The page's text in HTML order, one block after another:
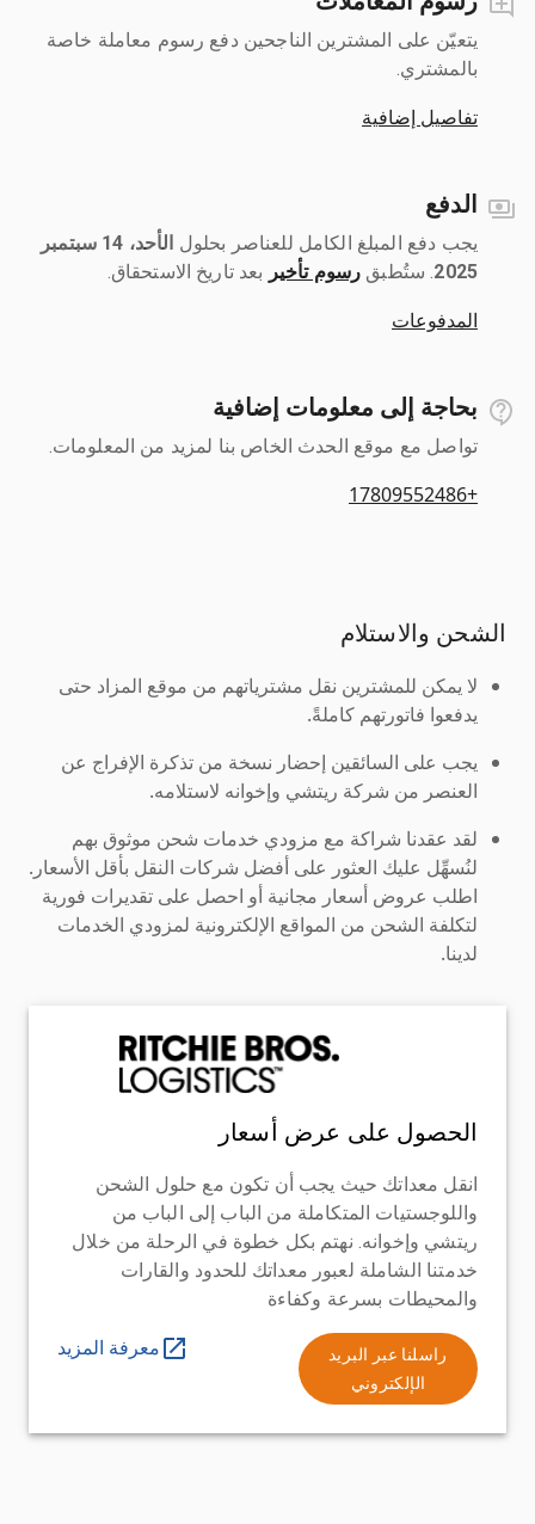
يتعيّن على المشترين الناجحين دفع رسوم معاملة خاصة
بالمشتري.
تفاصيل إضافية
الدفع
يجب دفع المبلغ الكامل للعناصر بحلول ‎
الأحد، 14 سبتمبر
2025
رسوم تأخير بعد تاريخ الاستحقاق.
المدفوعات
بحاجة إلى معلومات إضافية
تواصل مع موقع الحدث الخاص بنا لمزيد من المعلومات.
+17809552486
الشحن والاستلام
لا يمكن للمشترين نقل مشترياتهم من موقع المزاد حتى
يدفعوا فاتورتهم كاملةً.
يجب على السائقين إحضار نسخة من تذكرة الإفراج عن
العنصر من شركة ريتشي وإخوانه لاستلامه.
لقد عقدنا شراكة مع مزودي خدمات شحن موثوق بهم
لنُسهِّل عليك العثور على أفضل شركات النقل بأقل الأسعار.
اطلب عروض أسعار مجانية أو احصل على تقديرات فورية
لتكلفة الشحن من المواقع الإلكترونية لمزودي الخدمات
لدينا.
الحصول على عرض أسعار
انقل معداتك حيث يجب أن تكون مع حلول الشحن
واللوجستيات المتكاملة من الباب إلى الباب من
ريتشي وإخوانه. نهتم بكل خطوة في الرحلة من خلال
خدمتنا الشاملة لعبور معداتك للحدود والقارات
والمحيطات بسرعة وكفاءة
راسلنا عبر البريد
الإلكتروني
معرفة المزيد